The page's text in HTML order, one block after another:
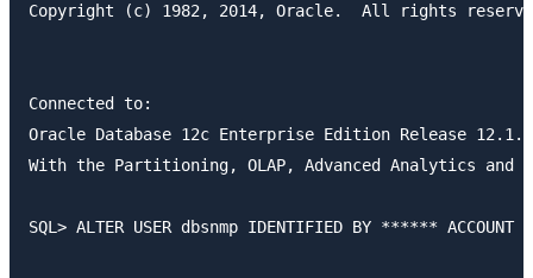
Copyright (c) 1982, 2014, Oracle.  All rights
Connected to:
Oracle Database 12c Enterprise Edition Release
With the Partitioning, OLAP, Advanced Analytics and
SQL> ALTER USER dbsnmp IDENTIFIED BY ****** ACCOUNT